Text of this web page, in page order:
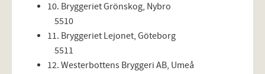
10. Bryggeriet Grönskog, Nybro
5510
11. Bryggeriet Lejonet, Göteborg
5511
12. Westerbottens Bryggeri AB, Umeå